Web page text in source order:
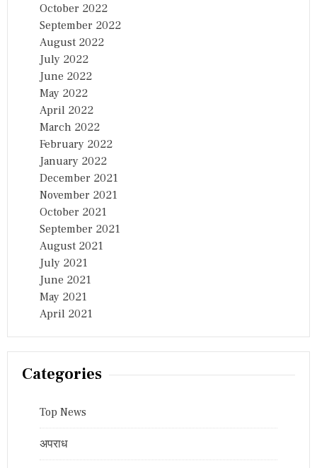
October 2022
September 2022
August 2022
July 2022
June 2022
May 2022
April 2022
March 2022
February 2022
January 2022
December 2021
November 2021
October 2021
September 2021
August 2021
July 2021
June 2021
May 2021
April 2021
Categories
Top News
अपराध